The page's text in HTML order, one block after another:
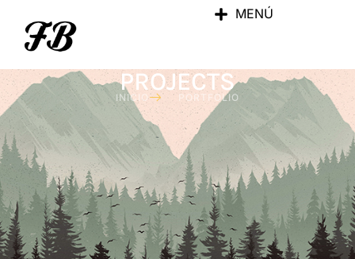
MENÚ
Categoría:SPECIAL
PROJECTS
INICIO PORTFOLIO